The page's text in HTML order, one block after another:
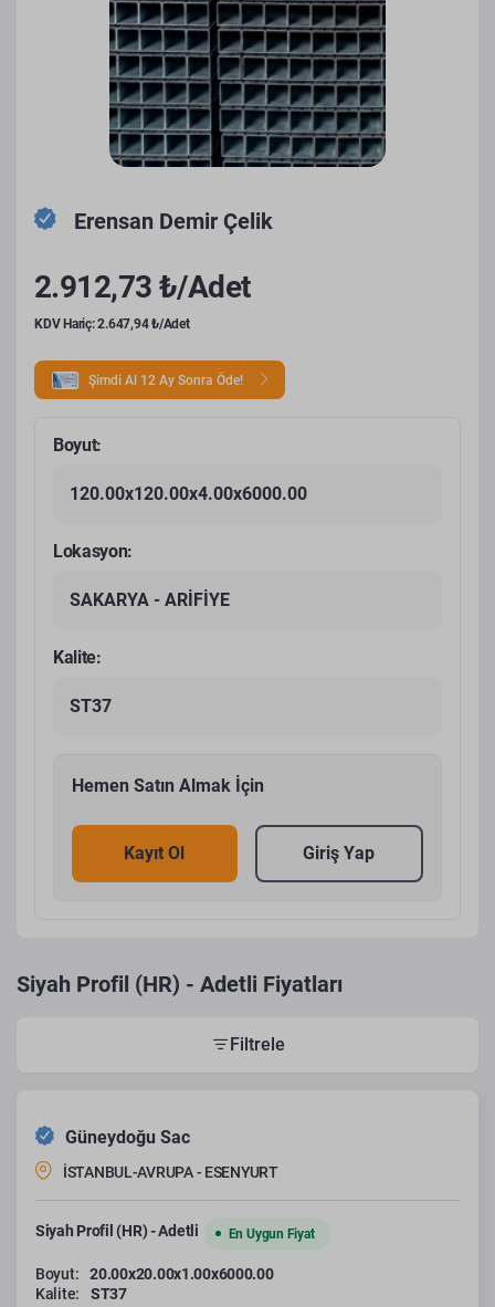
Erensan Demir Çelik
2.912,73 ₺/Adet
KDV Hariç: 2.647,94 ₺/Adet
Şimdi Al 12 Ay Sonra Öde!
Boyut:
120.00x120.00x4.00x6000.00
Lokasyon:
SAKARYA - ARİFİYE
Kalite:
ST37
Hemen Satın Almak İçin
Kayıt Ol Giriş Yap
Siyah Profil (HR) - Adetli Fiyatları
Filtrele
Güneydoğu Sac
İSTANBUL-AVRUPA - ESENYURT
Siyah Profil (HR) - Adetli En Uygun Fiyat
Boyut:
20.00x20.00x1.00x6000.00
Kalite:
ST37